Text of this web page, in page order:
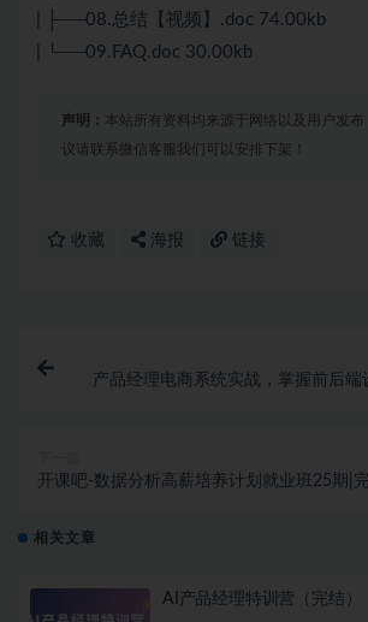
| ├──08.总结【视频】.doc 74.00kb
| └──09.FAQ.doc 30.00kb
声明： 本站所有资料均来源于网络以及用户发布
议请联系微信客服我们可以安排下架！
收藏 海报 链接
产品经理电商系统实战，掌握前后端
开课吧-数据分析高薪培养计划就业班25期|
相关文章
AI产品经理特训营（完结）